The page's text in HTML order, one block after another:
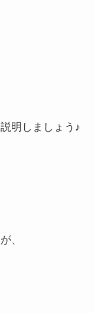
明しましょう♪
、